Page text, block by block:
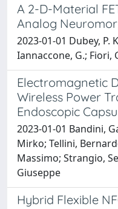
A 2-D-Material
Analog
2023-01-01 Dubey, P.
Iannaccone, G.; Fiori,
Electromagnetic
Wireless Power
Endoscopic
2023-01-01 Bandini,
Mirko; Tellini,
Massimo; Strangio,
Giuseppe
Hybrid Flexible